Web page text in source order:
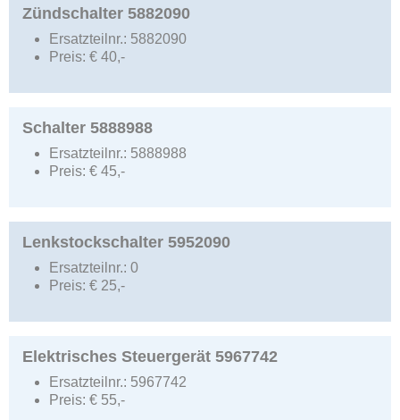
Zündschalter 5882090
Ersatzteilnr.: 5882090
Preis: € 40,-
Schalter 5888988
Ersatzteilnr.: 5888988
Preis: € 45,-
Lenkstockschalter 5952090
Ersatzteilnr.: 0
Preis: € 25,-
Elektrisches Steuergerät 5967742
Ersatzteilnr.: 5967742
Preis: € 55,-